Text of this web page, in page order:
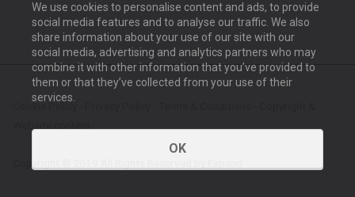
We use cookies to personalise content and ads, to provide
social media features and to analyse our traffic. We also
share information about your use of our site with our
social media, advertising and analytics partners who may
combine it with other information that you’ve provided to
them or that they’ve collected from your use of their
services.
OK